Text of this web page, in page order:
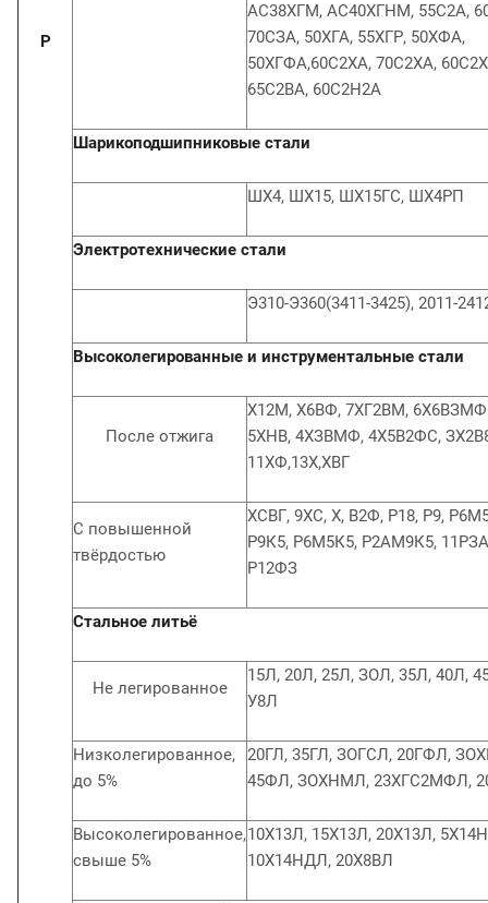
Р
АС38ХГМ, АС40ХГНМ, 55С2А,
70СЗА, 50ХГА, 55ХГР, 50ХФА,
50ХГФА,60С2ХА, 70С2ХА,
65С2ВА, 60С2Н2А
Шарикоподшипниковые стали
ШХ4, ШХ15, ШХ15ГС, ШХ4РП
Электротехнические стали
Э310-Э360(3411-3425), 2011-
Высоколегированные и инструментальные стали
После отжига
Х12М, Х6ВФ, 7ХГ2ВМ,
5ХНВ, 4ХЗВМФ, 4Х5В2ФС,
11ХФ,13Х,ХВГ
С повышенной
твёрдостью
ХСВГ, 9ХС, X, В2Ф, Р18, Р9,
Р9К5, Р6М5К5, Р2АМ9К5,
Р12ФЗ
Стальное литьё
Не легированное
15Л, 20Л, 25Л, ЗОЛ, 35Л, 40Л,
У8Л
Низколегированное,
до 5%
20ГЛ, 35ГЛ, ЗОГСЛ, 20ГФЛ,
45ФЛ, ЗОХНМЛ, 23ХГС2МФЛ,
Высоколегированное,
свыше 5%
10Х13Л, 15Х13Л, 20Х13Л,
10Х14НДЛ, 20Х8ВЛ